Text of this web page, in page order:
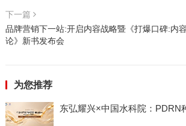
下一篇
品牌营销下一站:开启内容战略暨《打爆口碑:内
论》新书发布会
为您推荐
东弘耀兴×中国水科院：PDRN